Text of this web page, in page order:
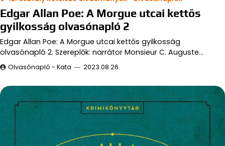
Edgar Allan Poe: A Morgue utcai kettős
gyilkosság olvasónapló 2
Edgar Allan Poe: A Morgue utcai kettős gyilkosság
olvasónapló 2. Szereplők: narrátor Monsieur C. Auguste…
Olvasónapló - Kata 2023.08.26.